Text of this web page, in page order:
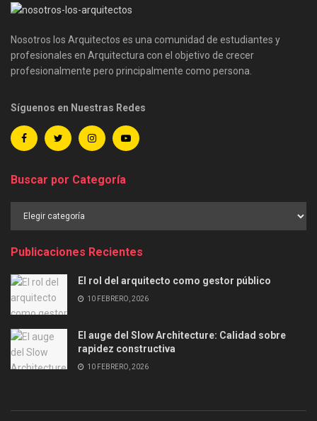
Nosotros los Arquitectos es una comunidad de estudiantes y
profesionales en Arquitectura con el objetivo de crecer
profesionalmente pero principalmente como persona.
Síguenos en Nuestras Redes
Buscar por Categoría
Publicaciones Recientes
El rol del arquitecto como gestor público
10 FEBRERO, 2026
El auge del Slow Architecture: Calidad sobre
rapidez constructiva
10 FEBRERO, 2026